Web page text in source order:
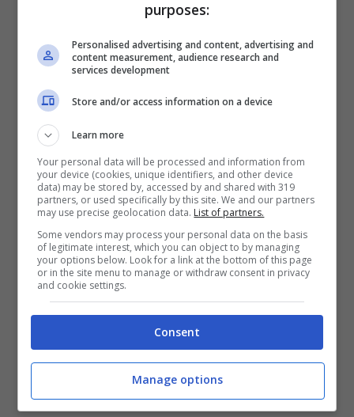
ha un
viso ovale e simmetricopotrà
portarlo con la riga al centro. Chi invece
preferisce una piega più briosa e divertente
potrà senza dubbio scegliere unariga
laterale e una piega morbida e
ariosa,che addolcisca e alleggerisca
anche i tratti di un viso più spigoloso.
Di contro, chi ha un viso piuttosto paffuto
potrà optare per unapiega dritta “a
spaghetto”,
che aiuti a far apparire il viso
più magro e leggermente più lungo. Se
purposes:
Personalised advertising and content, advertising and
content measurement, audience research and
services development
Store and/or access information on a device
Learn more
Your personal data will be processed and information from
your device (cookies, unique identifiers, and other device
data) may be stored by, accessed by and shared with 319
partners, or used specifically by this site. We and our partners
may use precise geolocation data. List of partners.
Some vendors may process your personal data on the basis
of legitimate interest, which you can object to by managing
your options below. Look for a link at the bottom of this page
or in the site menu to manage or withdraw consent in privacy
and cookie settings.
Consent
Manage options